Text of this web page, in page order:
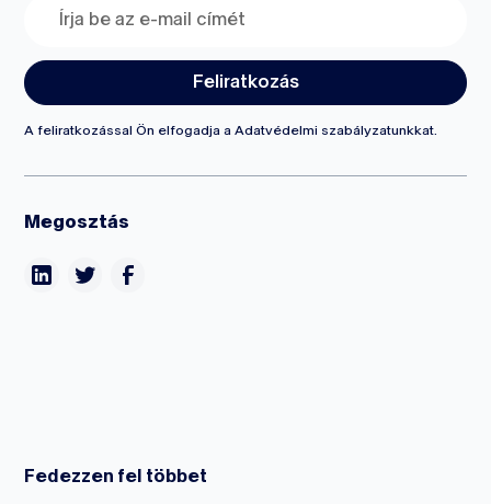
A feliratkozással Ön elfogadja aAdatvédelmi szabályzatunkkat.
Megosztás
Fedezzen fel többet